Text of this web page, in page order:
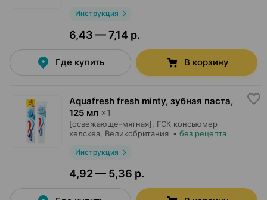
Инструкция
6,43 — 7,14 р.
Где купить В корзину
Aquafresh fresh minty, зубная паста,
125 мл ×1
[освежающе-мятная],
ГСК консьюмер
хелскеа , Великобритания • без рецепта
Инструкция
4,92 — 5,36 р.